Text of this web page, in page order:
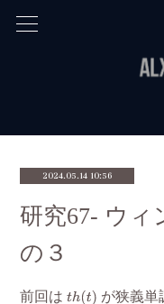
2024.05.14 10:56
研究67- ウィ
の３